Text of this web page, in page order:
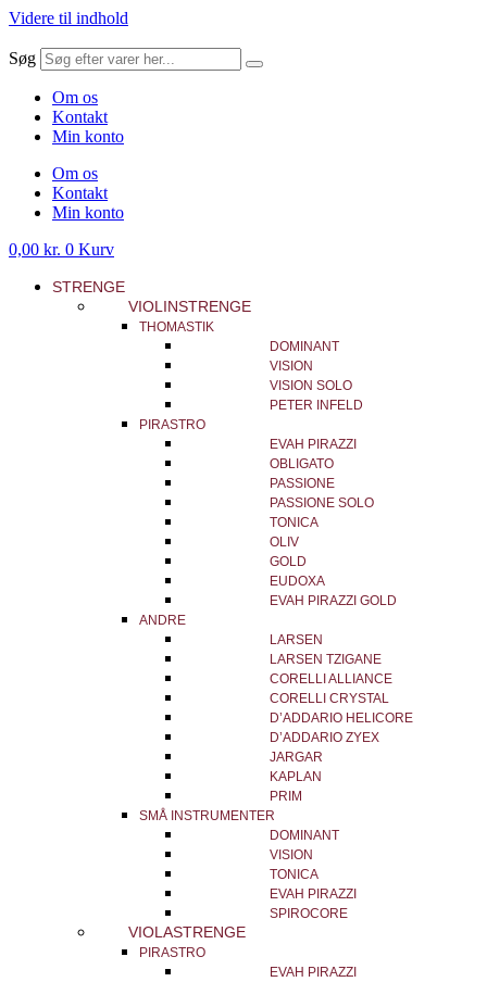
Videre til indhold
Søg
Om os
Kontakt
Min konto
Om os
Kontakt
Min konto
0,00 kr. 0 Kurv
STRENGE
VIOLINSTRENGE
THOMASTIK
DOMINANT
VISION
VISION SOLO
PETER INFELD
PIRASTRO
EVAH PIRAZZI
OBLIGATO
PASSIONE
PASSIONE SOLO
TONICA
OLIV
GOLD
EUDOXA
EVAH PIRAZZI GOLD
ANDRE
LARSEN
LARSEN TZIGANE
CORELLI ALLIANCE
CORELLI CRYSTAL
D’ADDARIO HELICORE
D’ADDARIO ZYEX
JARGAR
KAPLAN
PRIM
SMÅ INSTRUMENTER
DOMINANT
VISION
TONICA
EVAH PIRAZZI
SPIROCORE
VIOLASTRENGE
PIRASTRO
EVAH PIRAZZI